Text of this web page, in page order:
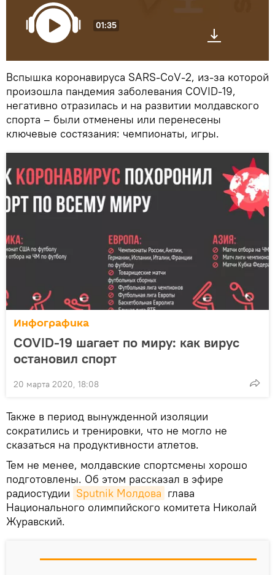
01:35
Вспышка коронавируса SARS-CoV-2, из-за которой
произошла пандемия заболевания COVID-19,
негативно отразилась и на развитии молдавского
спорта – были отменены или перенесены
ключевые состязания: чемпионаты, игры.
Инфографика
COVID-19 шагает по миру: как вирус
остановил спорт
20 марта 2020, 18:08
Также в период вынужденной изоляции
сократились и тренировки, что не могло не
сказаться на продуктивности атлетов.
Тем не менее, молдавские спортсмены хорошо
подготовлены. Об этом рассказал в эфире
радиостудии Sputnik Молдова глава
Национального олимпийского комитета Николай
Журавский.